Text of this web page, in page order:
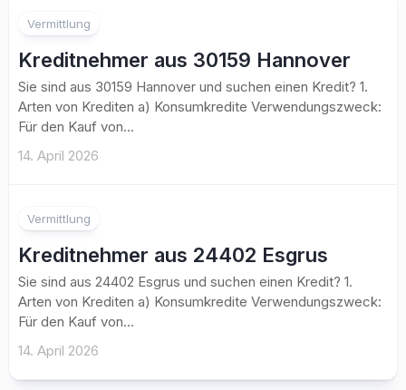
Vermittlung
Kreditnehmer aus 30159 Hannover
Sie sind aus 30159 Hannover und suchen einen Kredit? 1.
Arten von Krediten a) Konsumkredite Verwendungszweck:
Für den Kauf von...
14. April 2026
Vermittlung
Kreditnehmer aus 24402 Esgrus
Sie sind aus 24402 Esgrus und suchen einen Kredit? 1.
Arten von Krediten a) Konsumkredite Verwendungszweck:
Für den Kauf von...
14. April 2026